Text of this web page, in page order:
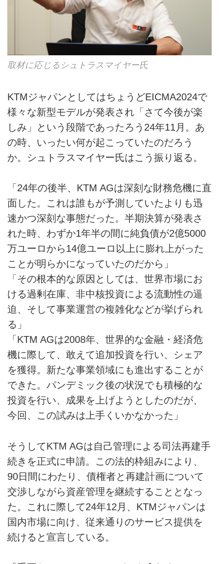
取材に応じるシュトラスマイヤー氏
KTMジャパンとしてはちょうどEICMA2024で
様々な新型モデルが発表され「さて今後が楽
しみ」という段階であったろう24年11月。あ
の時、いったい何が起こっていたのだろう
か。シュトラスマイヤー氏はこう振り返る。
「24年の後半、KTM AGは深刻な財務危機に直
面した。これは誰もが予測していたよりも迅
速かつ深刻な事態だった。半期決算が発表さ
れた時、わずか1年半の間に純負債が2億5000
万ユーロから14億ユーロ以上に膨れ上がった
ことが明らかになっていたのだから」
「その根本的な原因としては、世界市場にお
ける過剰在庫、非中核投資による流動性の逼
迫、そして事業運営の複雑化などが挙げられ
る」
「KTM AGは2008年、世界的な金融・経済危
機に際して、敢えて追加投資を行い、シェア
を獲得。新たな事業領域にも進出することが
できた。パンデミック後の状況でも積極的な
投資を行い、成果を上げようとしたのだが、
今回、この試みは上手くいかなかった」
そうしてKTM AGは自己管理による司法再建手
続きを正式に申請。この法的枠組みにより、
90日間にわたり、債権者と再建計画について
交渉しながら資産管理を継続することとなっ
た。これに際して24年12月、KTMジャパンは
国内市場に向け、従来通りのサービス提供を
続けると宣言している。